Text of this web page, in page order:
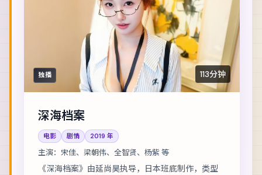
独播 113分钟
深海档案
电影 剧情 2019 年
主演： 宋佳、梁朝伟、全智贤、杨紫 等
《深海档案》由延尚昊执导，日本班底制作，类型